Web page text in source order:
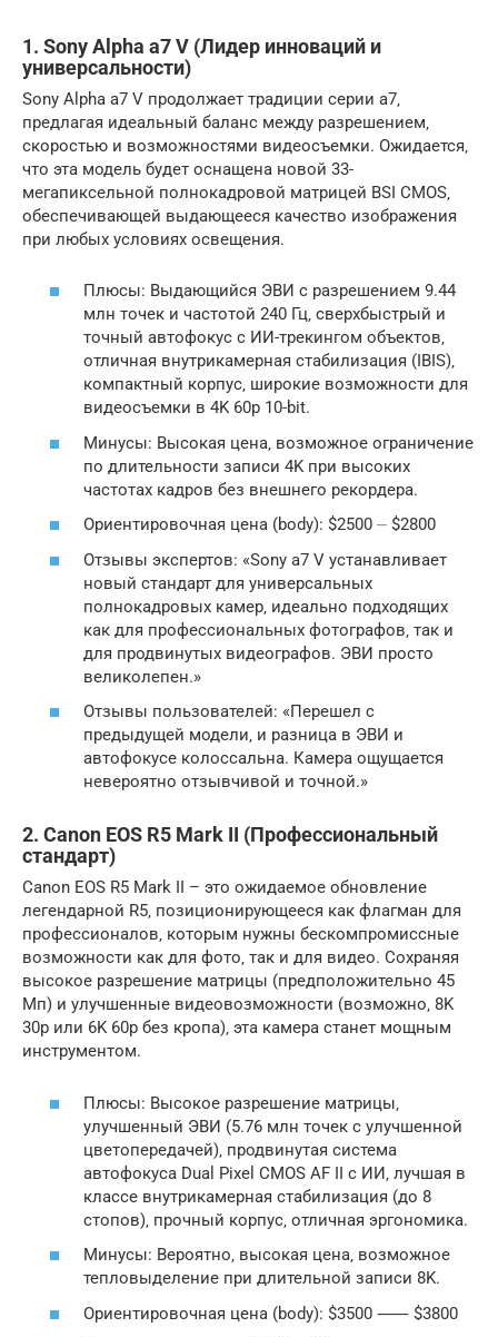
1. Sony Alpha a7 V (Лидер инноваций и
универсальности)
Sony Alpha a7 V продолжает традиции серии a7‚
предлагая идеальный баланс между разрешением‚
скоростью и возможностями видеосъемки. Ожидается‚
что эта модель будет оснащена новой 33-
мегапиксельной полнокадровой матрицей BSI CMOS‚
обеспечивающей выдающееся качество изображения
при любых условиях освещения.
Плюсы: Выдающийся ЭВИ с разрешением 9.44
млн точек и частотой 240 Гц‚ сверхбыстрый и
точный автофокус с ИИ-трекингом объектов‚
отличная внутрикамерная стабилизация (IBIS)‚
компактный корпус‚ широкие возможности для
видеосъемки в 4K 60p 10-bit.
Минусы: Высокая цена‚ возможное ограничение
по длительности записи 4K при высоких
частотах кадров без внешнего рекордера.
Ориентировочная цена (body): $2500 ⏤ $2800
Отзывы экспертов: «Sony a7 V устанавливает
новый стандарт для универсальных
полнокадровых камер‚ идеально подходящих
как для профессиональных фотографов‚ так и
для продвинутых видеографов. ЭВИ просто
великолепен.»
Отзывы пользователей: «Перешел с
предыдущей модели‚ и разница в ЭВИ и
автофокусе колоссальна. Камера ощущается
невероятно отзывчивой и точной.»
2. Canon EOS R5 Mark II (Профессиональный
стандарт)
Canon EOS R5 Mark II – это ожидаемое обновление
легендарной R5‚ позиционирующееся как флагман для
профессионалов‚ которым нужны бескомпромиссные
возможности как для фото‚ так и для видео. Сохраняя
высокое разрешение матрицы (предположительно 45
Мп) и улучшенные видеовозможности (возможно‚ 8K
30p или 6K 60p без кропа)‚ эта камера станет мощным
инструментом.
Плюсы: Высокое разрешение матрицы‚
улучшенный ЭВИ (5.76 млн точек с улучшенной
цветопередачей)‚ продвинутая система
автофокуса Dual Pixel CMOS AF II с ИИ‚ лучшая в
классе внутрикамерная стабилизация (до 8
стопов)‚ прочный корпус‚ отличная эргономика.
Минусы: Вероятно‚ высокая цена‚ возможное
тепловыделение при длительной записи 8K.
Ориентировочная цена (body): $3500 ⸺ $3800